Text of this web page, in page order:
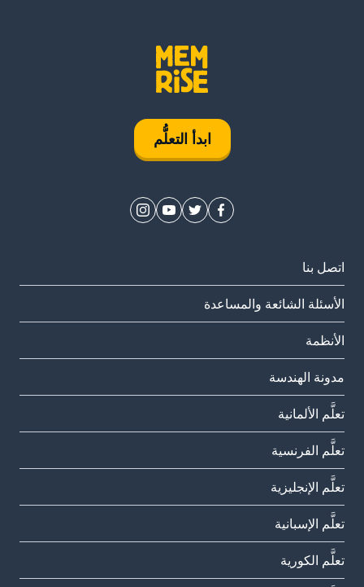
ابدأ التعلُّم
اتصل بنا
الأسئلة الشائعة والمساعدة
الأنظمة
مدونة الهندسة
تعلَّم الألمانية
تعلَّم الفرنسية
تعلَّم الإنجليزية
تعلَّم الإسبانية
تعلَّم الكورية